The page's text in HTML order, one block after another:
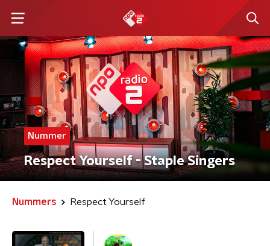
Nummer
Respect Yourself - Staple Singers
Nummers Respect Yourself